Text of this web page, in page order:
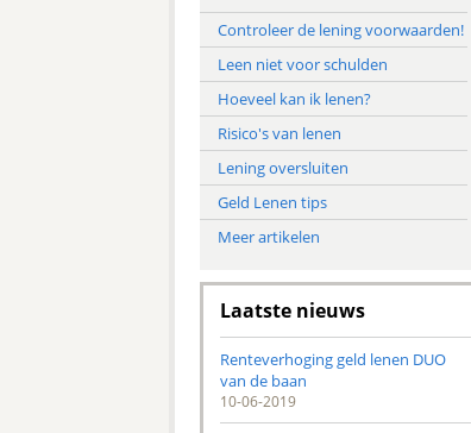
Controleer de lening voorwaarden!
Leen niet voor schulden
Hoeveel kan ik lenen?
Risico's van lenen
Lening oversluiten
Geld Lenen tips
Meer artikelen
Laatste nieuws
Renteverhoging geld lenen DUO
van de baan
10-06-2019